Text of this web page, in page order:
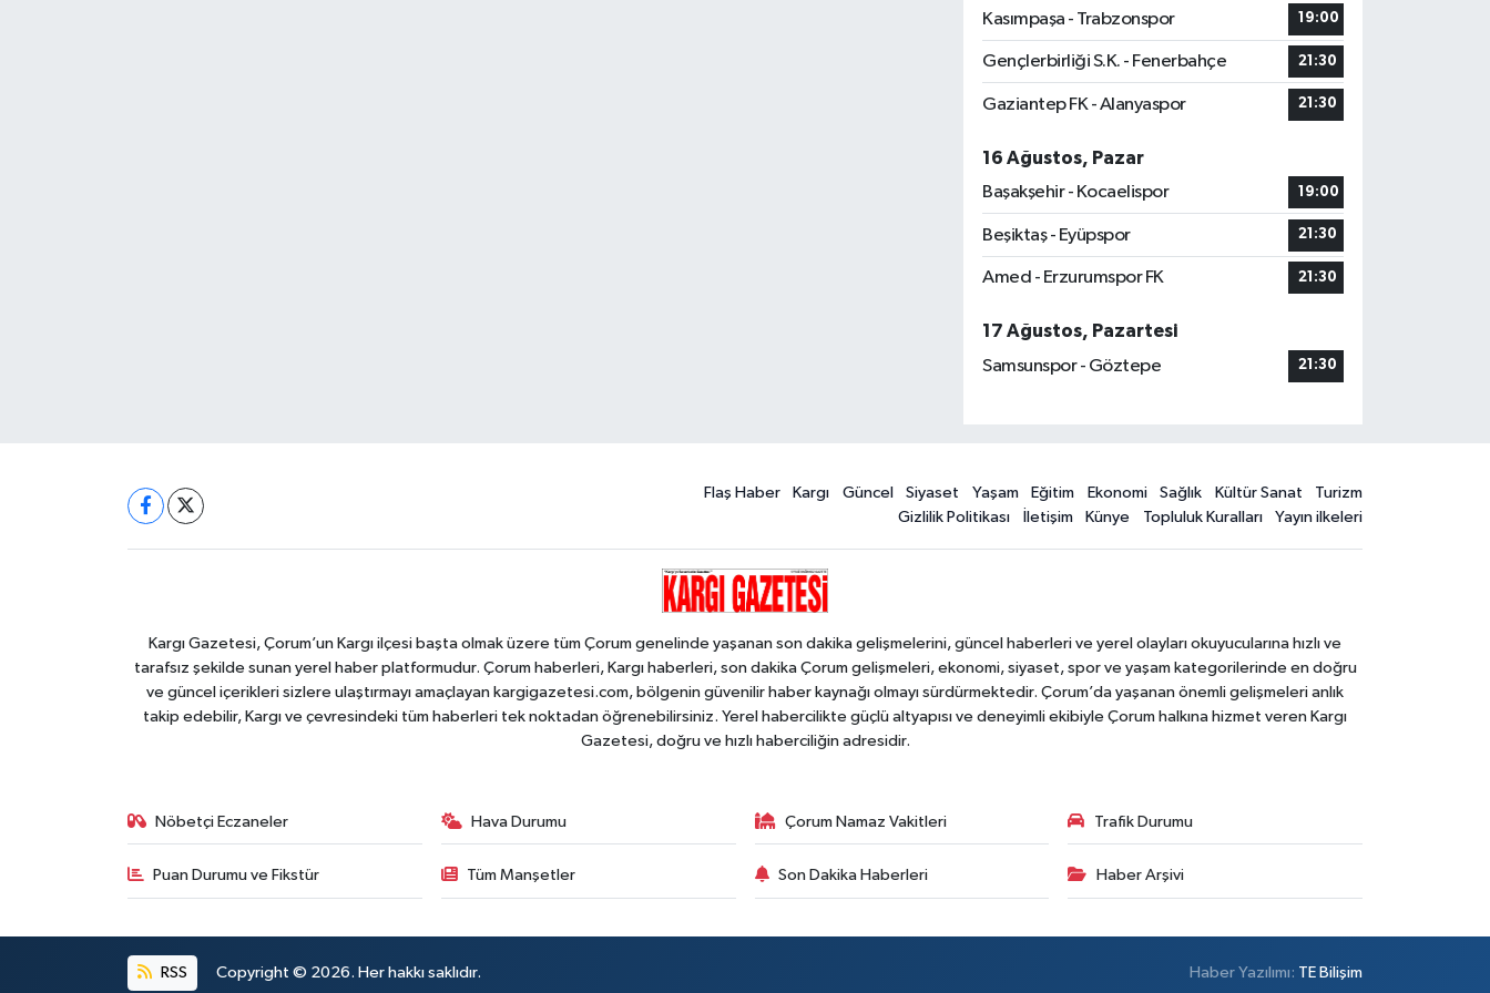
Kasımpaşa - Trabzonspor 19:00
Gençlerbirliği S.K. - Fenerbahçe 21:30
Gaziantep FK - Alanyaspor 21:30
16 Ağustos, Pazar
Başakşehir - Kocaelispor
19:00
Beşiktaş - Eyüpspor 21:30
Amed - Erzurumspor FK 21:30
17 Ağustos, Pazartesi
Samsunspor - Göztepe
21:30
Flaş Haber Kargı Güncel Siyaset Yaşam Eğitim Ekonomi Sağlık Kültür Sanat
Turizm
Gizlilik Politikası
İletişim Künye Topluluk Kuralları Yayın ilkeleri
Kargı Gazetesi, Çorum’un Kargı ilçesi başta olmak üzere tüm Çorum genelinde yaşanan son dakika gelişmelerini, güncel haberleri ve yerel olayları okuyucularına hızlı ve
tarafsız şekilde sunan yerel haber platformudur. Çorum haberleri, Kargı haberleri, son dakika Çorum gelişmeleri, ekonomi, siyaset, spor ve yaşam kategorilerinde en doğru
ve güncel içerikleri sizlere ulaştırmayı amaçlayan kargigazetesi.com, bölgenin güvenilir haber kaynağı olmayı sürdürmektedir. Çorum’da yaşanan önemli gelişmeleri anlık
takip edebilir, Kargı ve çevresindeki tüm haberleri tek noktadan öğrenebilirsiniz. Yerel habercilikte güçlü altyapısı ve deneyimli ekibiyle Çorum halkına hizmet veren Kargı
Gazetesi, doğru ve hızlı haberciliğin adresidir.
Nöbetçi Eczaneler Hava Durumu Çorum Namaz Vakitleri Trafik Durumu
Puan Durumu ve Fikstür Tüm Manşetler Son Dakika Haberleri Haber Arşivi
RSS Copyright © 2026. Her hakkı saklıdır. Haber Yazılımı: TE Bilişim